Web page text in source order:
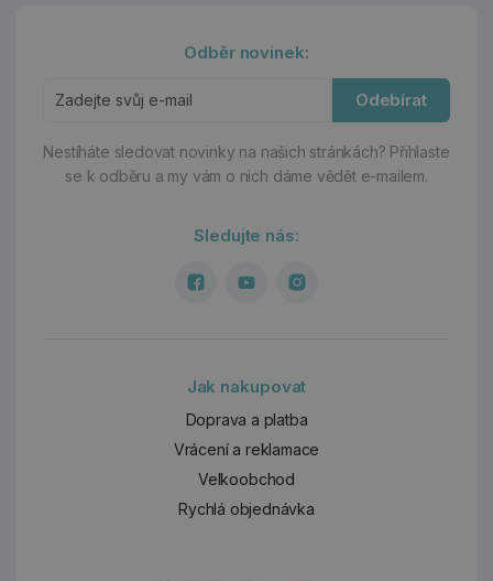
Odběr novinek:
Odebírat
Nestíháte sledovat novinky na našich stránkách? Přihlaste
se k odběru a my vám o nich dáme vědět e-mailem.
Sledujte nás:
Jak nakupovat
Doprava a platba
Vrácení a reklamace
Velkoobchod
Rychlá objednávka